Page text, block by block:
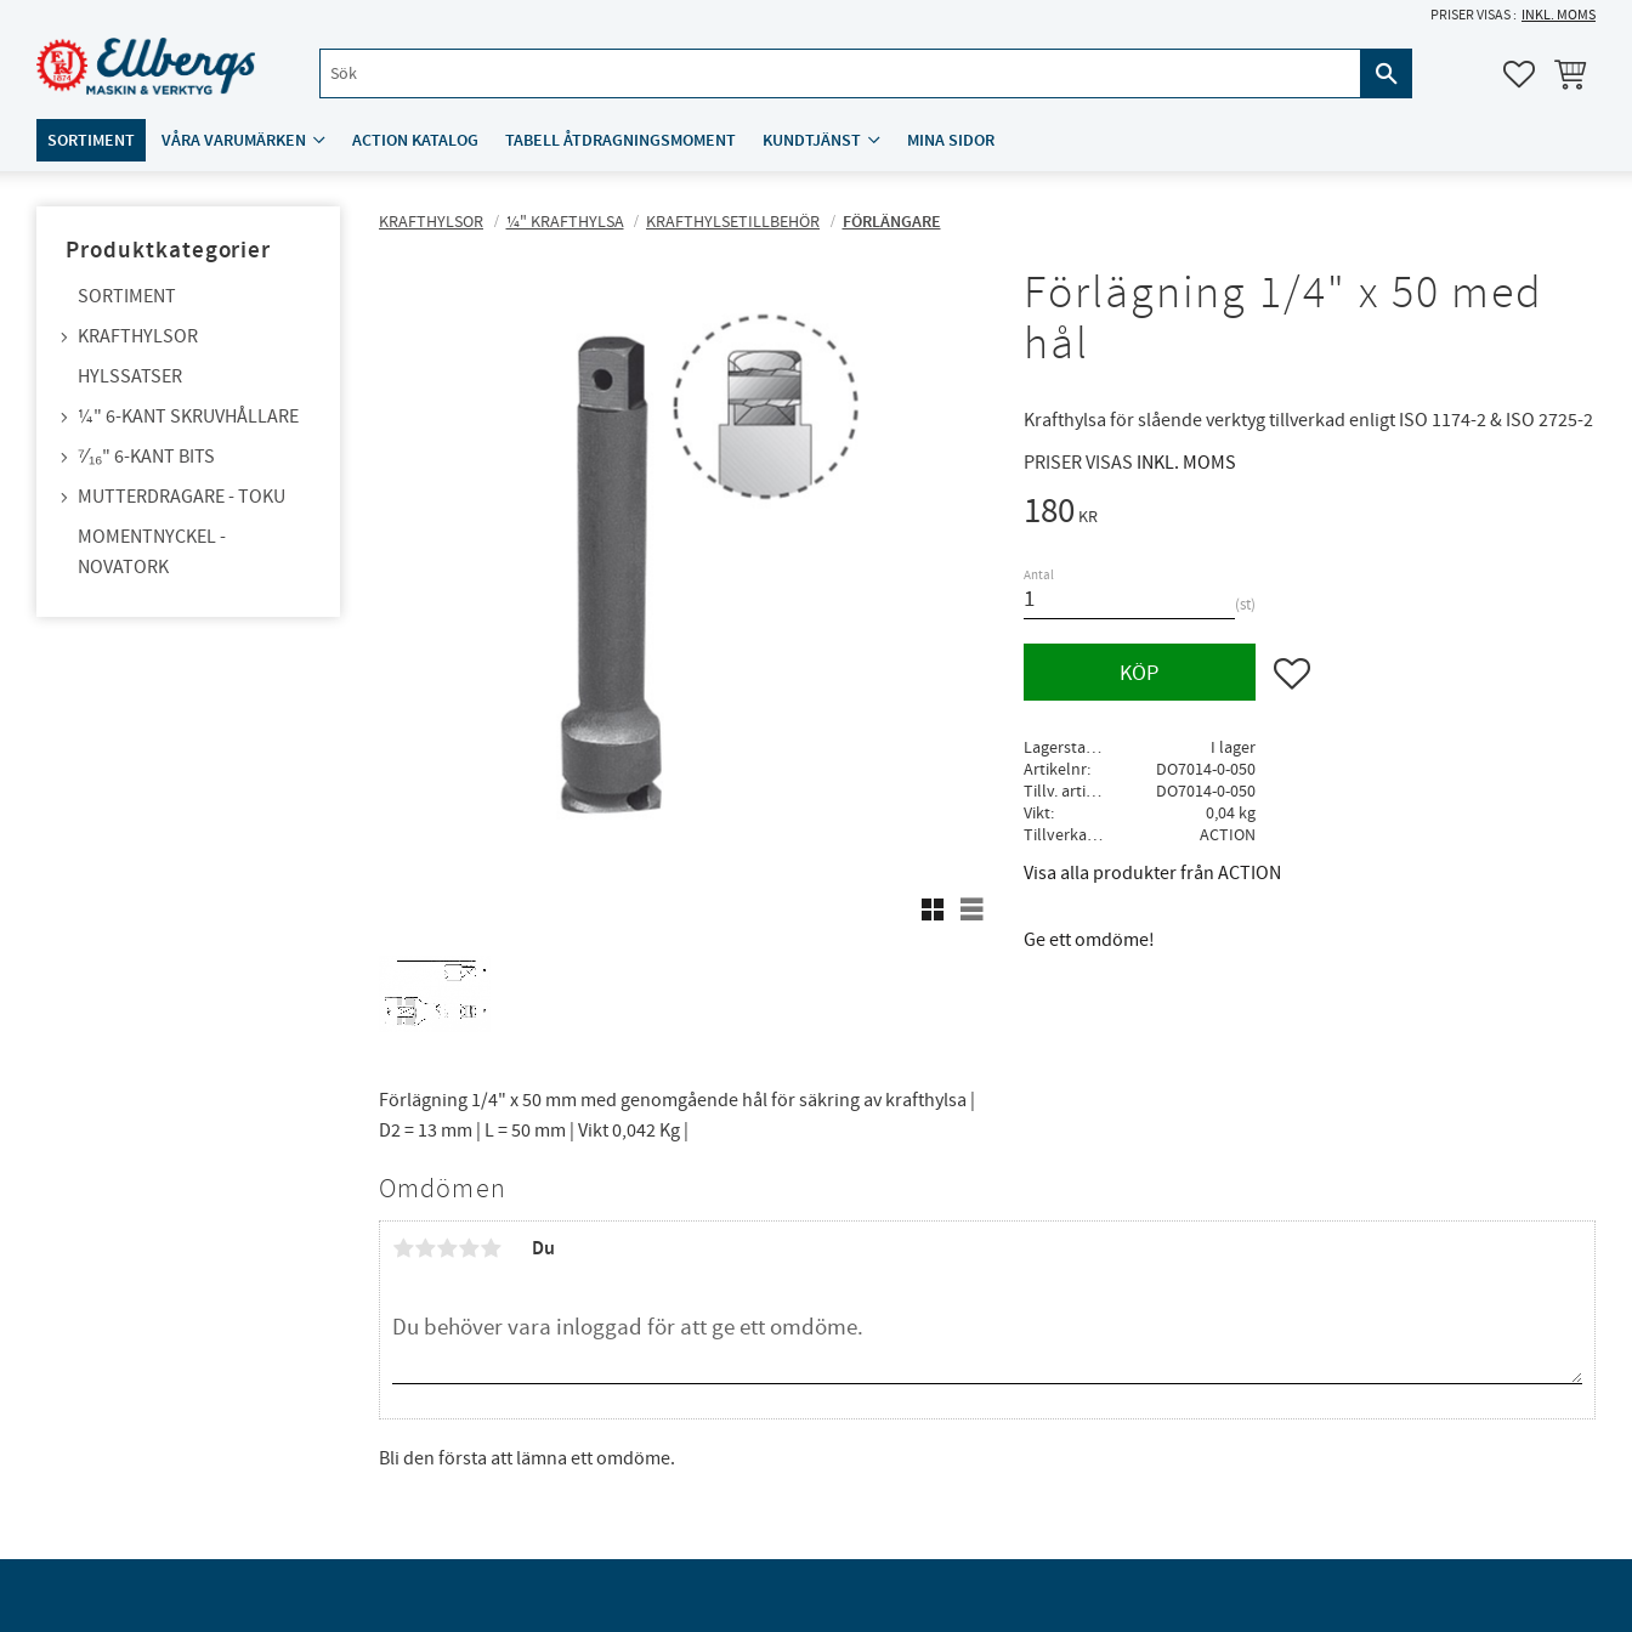
PRISER VISAS INKL. MOMS
FAVORITER
KUNDVAGN
SORTIMENT VÅRA VARUMÄRKEN ACTION KATALOG TABELL ÅTDRAGNINGSMOMENT KUNDTJÄNST MINA SIDOR
KRAFTHYLSOR ¼" KRAFTHYLSA KRAFTHYLSETILLBEHÖR FÖRLÄNGARE
Förlägning 1/4" x 50 med
hål
Krafthylsa för slående verktyg tillverkad enligt ISO 1174-2 & ISO 2725-2
PRISER VISAS INKL. MOMS
Rutnätsvy
Listvy
180 KR
Antal
st
KÖP Lägg till i favoriter
Lagerstatus
I lager
Artikelnr
DO7014-0-050
Tillv. artikelnr
DO7014-0-050
Vikt
0,04 kg
Tillverkare
ACTION
Visa alla produkter från ACTION
Ge ett omdöme!
Förlägning 1/4" x 50 mm med genomgående hål för säkring av krafthylsa |
D2 = 13 mm | L = 50 mm | Vikt 0,042 Kg |
Omdömen
Du
Bli den första att lämna ett omdöme.
Produktkategorier
SORTIMENT
KRAFTHYLSOR
HYLSSATSER
¼" 6-KANT SKRUVHÅLLARE
⁷⁄₁₆" 6-KANT BITS
MUTTERDRAGARE - TOKU
MOMENTNYCKEL -
NOVATORK